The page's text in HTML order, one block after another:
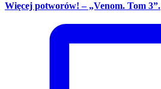
Więcej potworów! – „Venom. Tom 3”.